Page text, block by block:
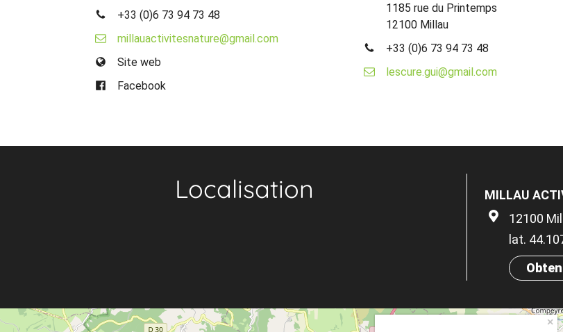
+33 (0)6 73 94 73 48
millauactivitesnature@gmail.com
Site web
Facebook
1185 rue du Printemps
12100 Millau
+33 (0)6 73 94 73 48
lescure.gui@gmail.com
Localisation
MILLAU
12100
lat.
×